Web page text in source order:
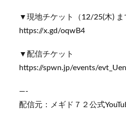
▼現地チケット（12/25(木) ま
https://x.gd/oqwB4
▼配信チケット
https://spwn.jp/events/
—-
配信元：メギド７２公式